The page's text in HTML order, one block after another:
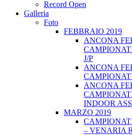
Record Open
Galleria
Foto
FEBBRAIO 2019
ANCONA
J/P
ANCONA
ANCONA
INDOOR
MARZO 2019
– VENARIA